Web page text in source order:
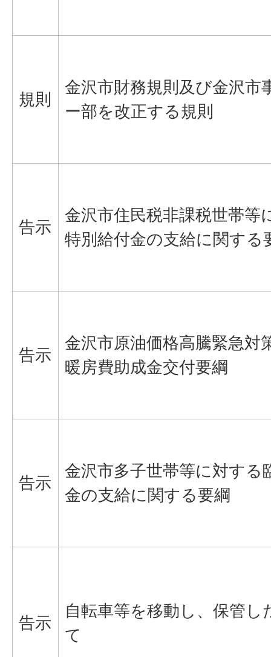
規則
金沢市財務規則及び金沢市
ー部を改正する規則
告示
金沢市住民税非課税世帯等
特別給付金の支給に関する
告示
金沢市原油価格高騰緊急対
暖房費助成金交付要綱
告示
金沢市多子世帯等に対する
金の支給に関する要綱
告示
自転車等を移動し、保管し
て